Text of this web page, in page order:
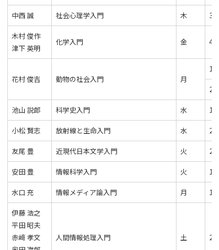
中西 誠 社会心理学入門 木 3
木村 俊作
津下 英明
化学入門 金 4
花村 俊吉 動物の社会入門 月
1
2
池山 説郎 科学史入門 水 1
小松 賢志 放射線と生命入門 水 2
友尾 豊 近現代日本文学入門 火 2
安田 豊 情報科学入門 火 1
水口 充 情報メディア論入門 月 1
伊藤 浩之
平田 昭夫
赤﨑 孝文
人間情報処理入門 土 2